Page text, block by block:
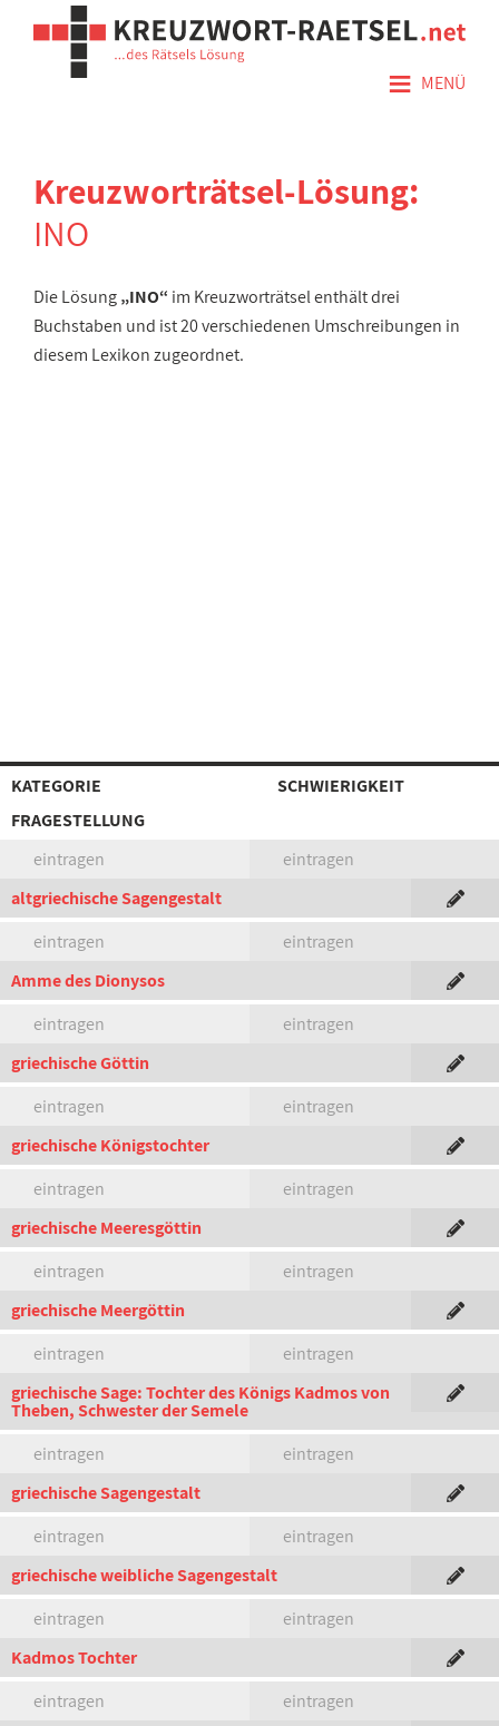
≡ MENÜ
Kreuzworträtsel-Lösung:
INO
Die Lösung„INO“ im Kreuzworträtsel enthält drei
Buchstaben und ist 20 verschiedenen Umschreibungen in
diesem Lexikon zugeordnet.
KATEGORIE
SCHWIERIGKEIT
FRAGESTELLUNG
eintragen
eintragen
altgriechische Sagengestalt
eintragen
eintragen
Amme des Dionysos
eintragen
eintragen
griechische Göttin
eintragen
eintragen
griechische Königstochter
eintragen
eintragen
griechische Meeresgöttin
eintragen
eintragen
griechische Meergöttin
eintragen
eintragen
griechische Sage: Tochter des Königs Kadmos von
Theben, Schwester der Semele
eintragen
eintragen
griechische Sagengestalt
eintragen
eintragen
griechische weibliche Sagengestalt
eintragen
eintragen
Kadmos Tochter
eintragen
eintragen